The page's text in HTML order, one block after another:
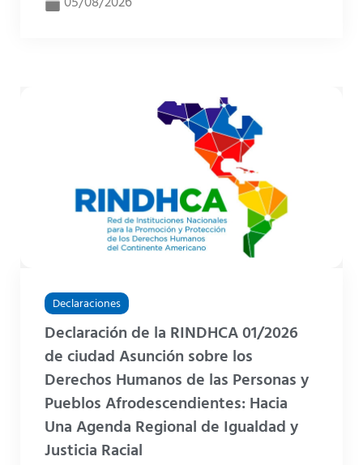
Declaraciones
Declaración de la RINDHCA 01/2026
de ciudad Asunción sobre los
Derechos Humanos de las Personas y
Pueblos Afrodescendientes: Hacia
Una Agenda Regional de Igualdad y
Justicia Racial